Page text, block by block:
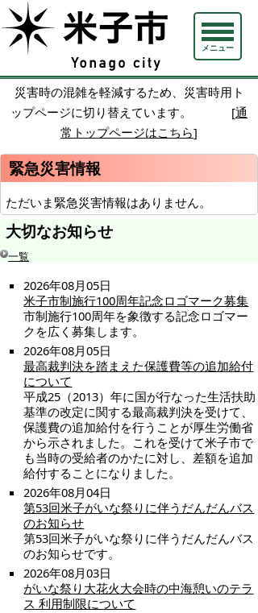
メニュー
災害時の混雑を軽減するため、災害時用ト
ップページに切り替えています。 [通
常トップページはこちら]
緊急災害情報
ただいま緊急災害情報はありません。
大切なお知らせ
一覧
2026年08月05日
米子市制施行100周年記念ロゴマーク募集
市制施行100周年を象徴する記念ロゴマー
クを広く募集します。
2026年08月05日
最高裁判決を踏まえた保護費等の追加給付
について
平成25（2013）年に国が行なった生活扶助
基準の改定に関する最高裁判決を受けて、
保護費の追加給付を行うことが厚生労働省
から示されました。これを受けて米子市で
も当時の受給者のかたに対し、差額を追加
給付することになりました。
2026年08月04日
第53回米子がいな祭りに伴うだんだんバス
のお知らせ
第53回米子がいな祭りに伴うだんだんバス
のお知らせです。
2026年08月03日
がいな祭り大花火大会時の中海憩いのテラ
ス 利用制限について